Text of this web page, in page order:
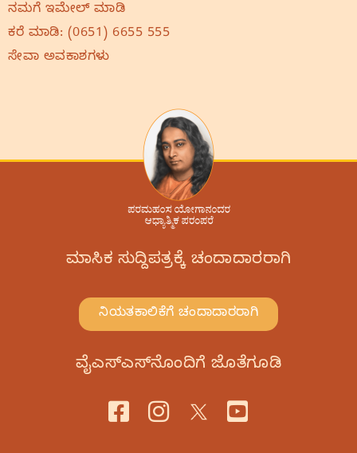
ನಮಗೆ ಇಮೇಲ್‌ ಮಾಡಿ
ಕರೆ ಮಾಡಿ: (0651) 6655 555
ಸೇವಾ ಅವಕಾಶಗಳು
ಮಾಸಿಕ ಸುದ್ದಿಪತ್ರಕ್ಕೆ ಚಂದಾದಾರರಾಗಿ
ನಿಯತಕಾಲಿಕೆಗೆ ಚಂದಾದಾರರಾಗಿ
ವೈಎಸ್‌ಎಸ್‌ನೊಂದಿಗೆ ಜೊತೆಗೂಡಿ